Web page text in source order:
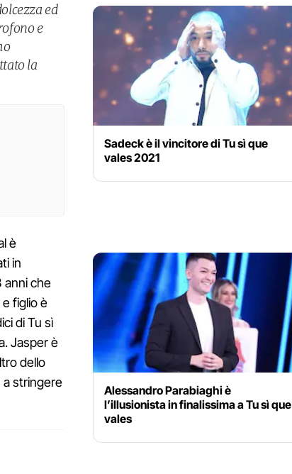
ed
e
la
è
in
anni che
figlio è
di Tu sì
Jasper è
dello
a stringere
Sadeck è il vincitore di Tu sì que
vales 2021
Alessandro Parabiaghi è
l’illusionista in finalissima a Tu sì que
vales